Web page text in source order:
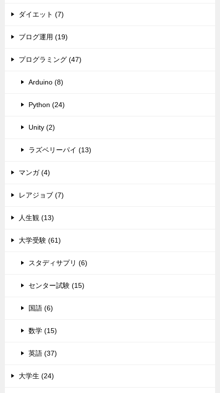
ダイエット (7)
ブログ運用 (19)
プログラミング (47)
Arduino (8)
Python (24)
Unity (2)
ラズベリーパイ (13)
マンガ (4)
レアジョブ (7)
人生観 (13)
大学受験 (61)
スタディサプリ (6)
センター試験 (15)
国語 (6)
数学 (15)
英語 (37)
大学生 (24)